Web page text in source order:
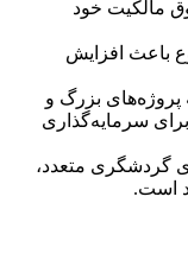
مالکیت خود
باعث افزایش
بزرگ و
سرمایه‌گذاری
گردشگری متعدد،
است.